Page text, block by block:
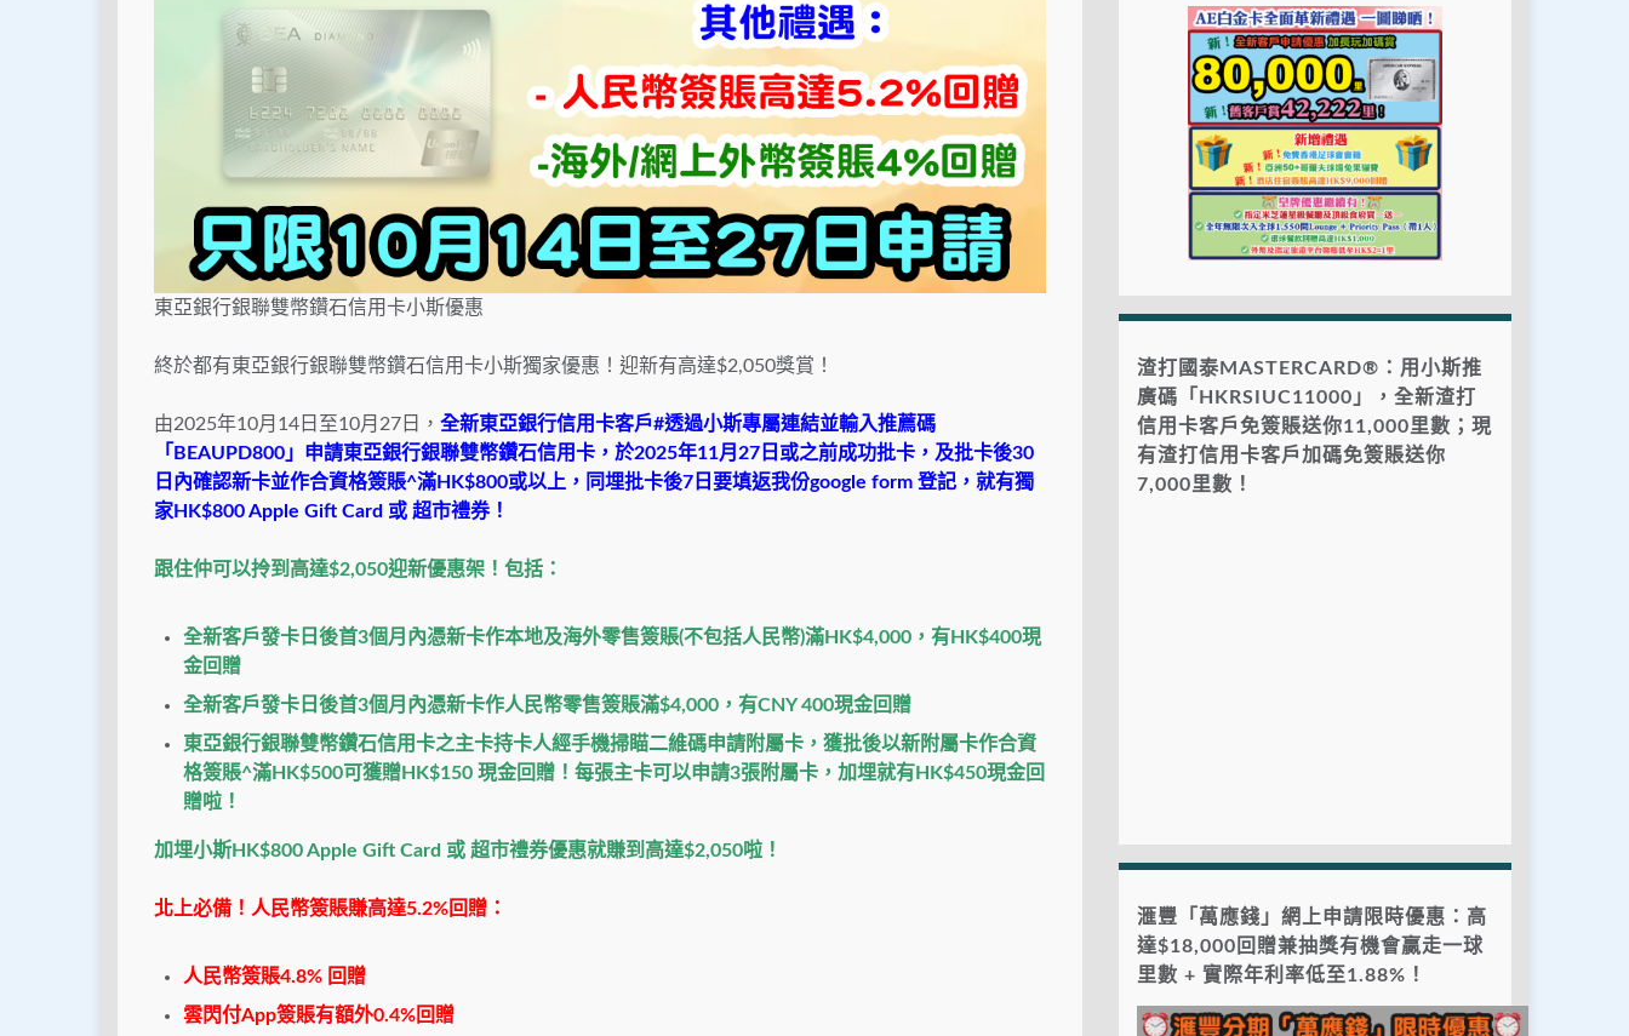
東亞銀行銀聯雙幣鑽石信用卡小斯優惠
終於都有東亞銀行銀聯雙幣鑽石信用卡小斯獨家優惠！迎新有高達$2,050獎賞！
由2025年10月14日至10月27日， 全新東亞銀行信用卡客戶#透過小斯專屬連結並輸入推薦碼
「BEAUPD800」申請東亞銀行銀聯雙幣鑽石信用卡，於2025年11月27日或之前成功批卡，及批卡後30
日內確認新卡並作合資格簽賬^滿HK$800或以上，同埋批卡後7日要填返我份google form 登記，就有獨
家HK$800 Apple Gift Card 或 超市禮券！
跟住仲可以拎到高達$2,050迎新優惠架！包括：
全新客戶發卡日後首3個月內憑新卡作本地及海外零售簽賬(不包括人民幣)滿HK$4,000 ，有 HK$400現
金回贈
全新客戶發卡日後首3個月內憑新卡作人民幣零售簽賬滿$4,000 ，有CNY 400現金回贈
東亞銀行銀聯雙幣鑽石信用卡之主卡持卡人經手機掃瞄二維碼申請附屬卡，獲批後以新附屬卡作合資
格簽賬^滿HK$500可獲贈HK$150 現金回贈！每張主卡可以申請3張附屬卡，加埋就有 HK$450現金回
贈啦！
加埋小斯HK$800 Apple Gift Card 或 超市禮券優惠就賺到高達$2,050啦！
北上必備！人民幣簽賬賺高達5.2%回贈：
人民幣簽賬4.8% 回贈
雲閃付App簽賬有額外0.4%回贈
渣打國泰MASTERCARD®：用小斯推
廣碼「HKRSIUC11000」，全新渣打
信用卡客戶免簽賬送你11,000里數；現
有渣打信用卡客戶加碼免簽賬送你
7,000里數！
滙豐「萬應錢」網上申請限時優惠：高
達$18,000回贈兼抽獎有機會贏走一球
里數 + 實際年利率低至1.88%！